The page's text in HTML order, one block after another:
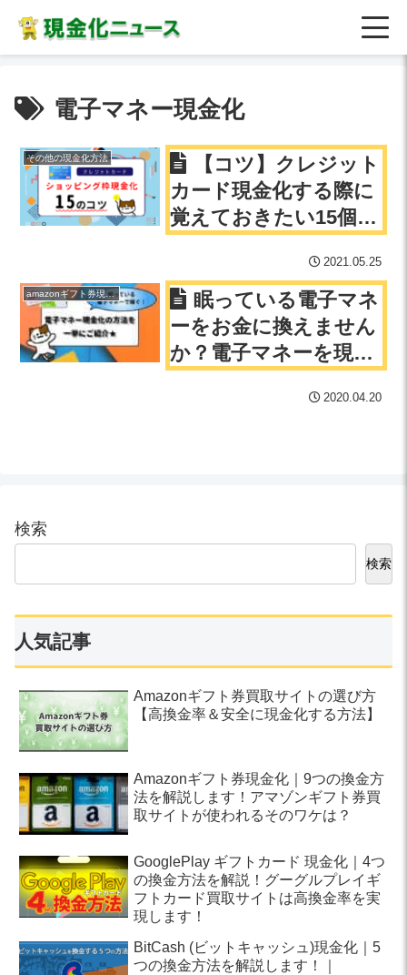
電子マネー現金化
その他の現金化方法
【コツ】クレジット
カード現金化する際に
覚えておきたい15個の
2021.05.25
amazonギフト券現金化
眠っている電子マネ
ーをお金に換えません
か？電子マネーを現金
2020.04.20
検索
検索
人気記事
Amazonギフト券買取サイトの選び方
【高換金率＆安全に現金化する方法】
Amazonギフト券現金化｜9つの換金方
法を解説します！アマゾンギフト券買
取サイトが使われるそのワケは？
GooglePlay ギフトカード 現金化｜4つ
の換金方法を解説！グーグルプレイギ
フトカード買取サイトは高換金率を実
現します！
BitCash (ビットキャッシュ)現金化｜5
つの換金方法を解説します！｜